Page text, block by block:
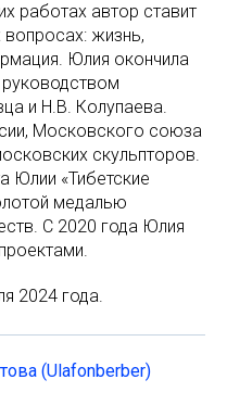
работах автор ставит
жизнь,
Юлия окончила
и Н.В. Колупаева.
Московского союза
скульпторов.
Юлии «Тибетские
медалью
С 2020 года Юлия
2024 года.
(Ulafonberber)